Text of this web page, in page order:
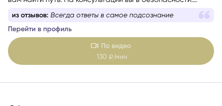
можно говорить о самом сокровенном — даже том, что
никогда не решались озвучить вслух. Здесь можно быть
собой, без страха, стыда и осуждения. Это
пространство, где можно быть настоящей, растерянной,
уставшей — и быть принятой.
Перейти в профиль
По видео
130 ₽/мин